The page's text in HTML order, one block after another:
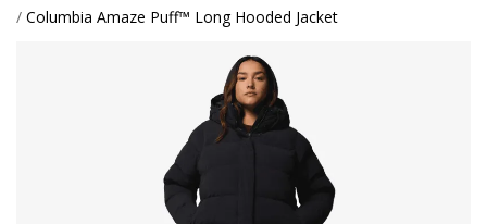
Columbia Amaze Puff™ Long Hooded Jacket